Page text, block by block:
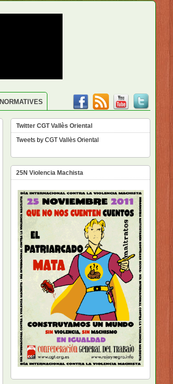
NORMATIVES
Twitter CGT Vallès Oriental
Tweets by CGT Vallès Oriental
25N Violencia Machista